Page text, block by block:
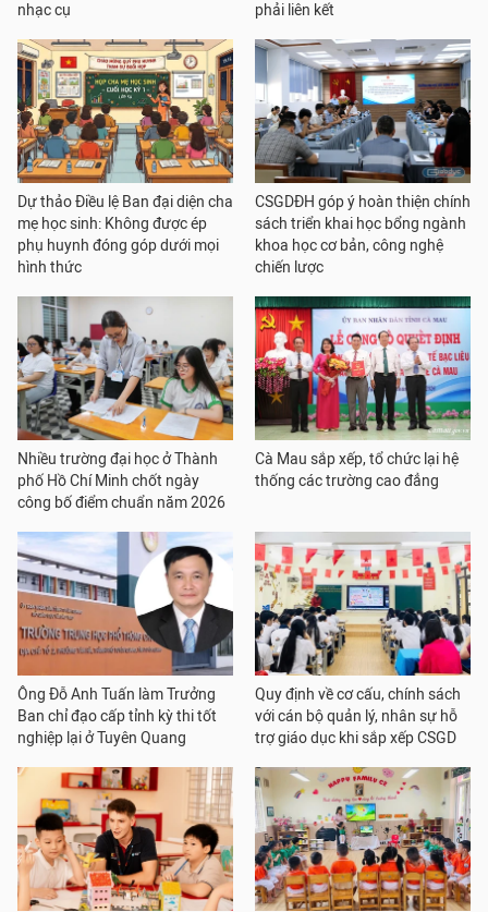
nhạc cụ
phải liên kết
Dự thảo Điều lệ Ban đại diện cha
mẹ học sinh: Không được ép
phụ huynh đóng góp dưới mọi
hình thức
CSGDĐH góp ý hoàn thiện chính
sách triển khai học bổng ngành
khoa học cơ bản, công nghệ
chiến lược
Nhiều trường đại học ở Thành
phố Hồ Chí Minh chốt ngày
công bố điểm chuẩn năm 2026
Cà Mau sắp xếp, tổ chức lại hệ
thống các trường cao đẳng
Ông Đỗ Anh Tuấn làm Trưởng
Ban chỉ đạo cấp tỉnh kỳ thi tốt
nghiệp lại ở Tuyên Quang
Quy định về cơ cấu, chính sách
với cán bộ quản lý, nhân sự hỗ
trợ giáo dục khi sắp xếp CSGD